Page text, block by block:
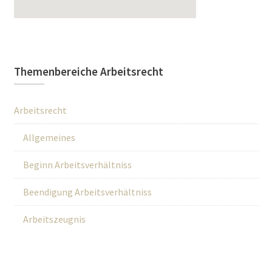
Themenbereiche Arbeitsrecht
Arbeitsrecht
Allgemeines
Beginn Arbeitsverhältniss
Beendigung Arbeitsverhältniss
Arbeitszeugnis